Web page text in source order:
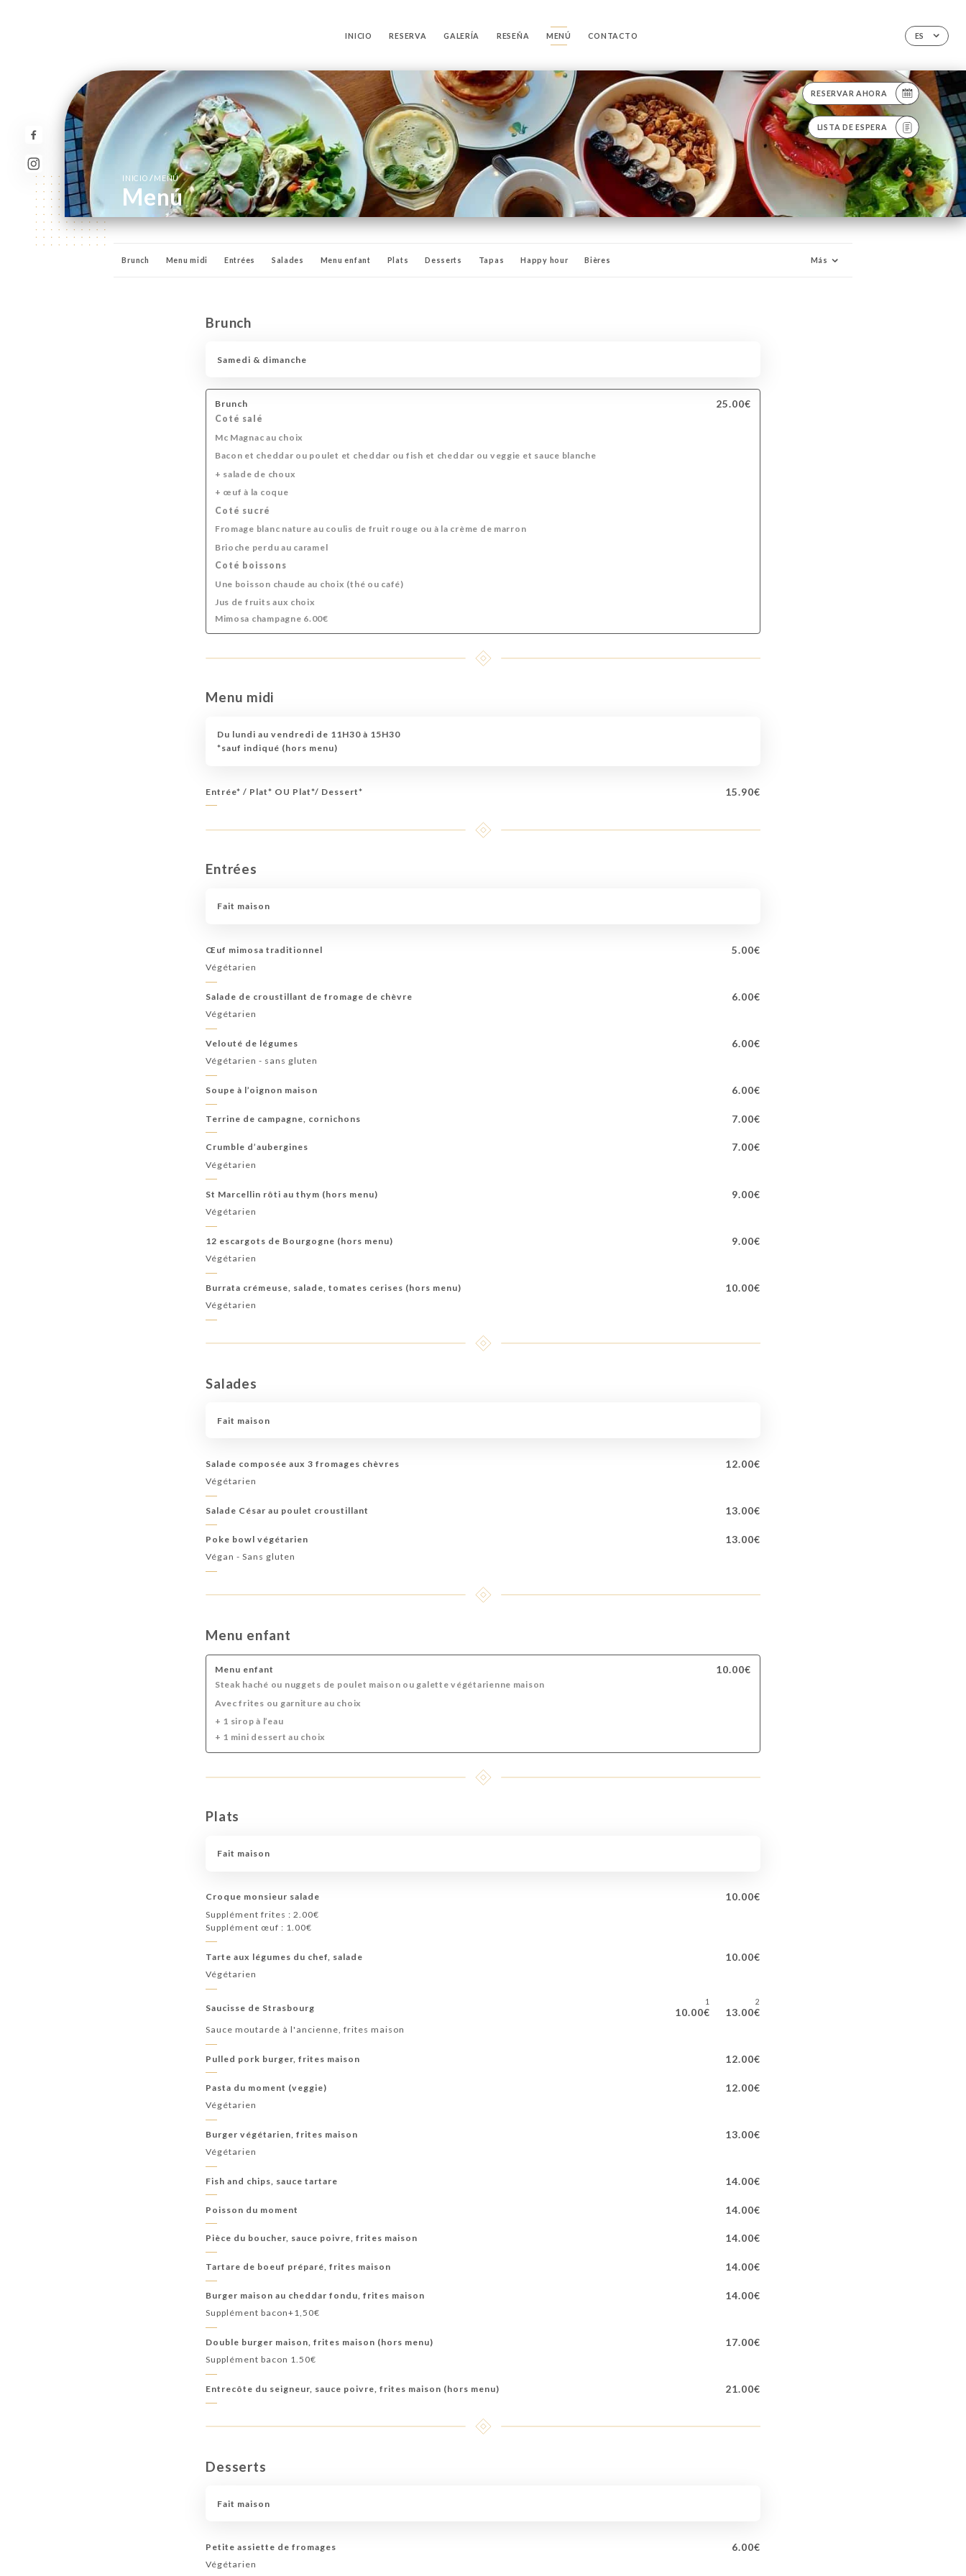
ES
INICIO RESERVA GALERÍA RESEÑA MENÚ CONTACTO
RESERVAR AHORA
LISTA DE ESPERA
INICIO/ MENÚ
Menú
Brunch Menu midi Entrées Salades Menu enfant Plats Desserts Tapas Happy hour Bières
Boissons chaudes
Más
Brunch
Samedi & dimanche
Brunch 25.00€
Coté salé
Mc Magnac au choix
Bacon et cheddar ou poulet et cheddar ou fish et cheddar ou veggie et sauce blanche
+ salade de choux
+ œuf à la coque
Coté sucré
Fromage blanc nature au coulis de fruit rouge ou à la crème de marron
Brioche perdu au caramel
Coté boissons
Une boisson chaude au choix (thé ou café)
Jus de fruits aux choix
Mimosa champagne 6.00€
Menu midi
Du lundi au vendredi de 11H30 à 15H30
*sauf indiqué (hors menu)
Entrée* / Plat* OU Plat*/ Dessert* 15.90€
Entrées
Fait maison
Œuf mimosa traditionnel 5.00€
Végétarien
Salade de croustillant de fromage de chèvre 6.00€
Végétarien
Velouté de légumes 6.00€
Végétarien - sans gluten
Soupe à l’oignon maison 6.00€
Terrine de campagne, cornichons 7.00€
Crumble d’aubergines 7.00€
Végétarien
St Marcellin rôti au thym (hors menu) 9.00€
Végétarien
12 escargots de Bourgogne (hors menu) 9.00€
Végétarien
Burrata crémeuse, salade, tomates cerises (hors menu) 10.00€
Végétarien
Salades
Fait maison
Salade composée aux 3 fromages chèvres 12.00€
Végétarien
Salade César au poulet croustillant 13.00€
Poke bowl végétarien 13.00€
Végan - Sans gluten
Menu enfant
Menu enfant 10.00€
Steak haché ou nuggets de poulet maison ou galette végétarienne maison
Avec frites ou garniture au choix
+ 1 sirop à l’eau
+ 1 mini dessert au choix
Plats
Fait maison
Croque monsieur salade 10.00€
Supplément frites : 2.00€
Supplément œuf : 1.00€
Tarte aux légumes du chef, salade 10.00€
Végétarien
Saucisse de Strasbourg
1
10.00€
2
13.00€
Sauce moutarde à l'ancienne, frites maison
Pulled pork burger, frites maison 12.00€
Pasta du moment (veggie) 12.00€
Végétarien
Burger végétarien, frites maison 13.00€
Végétarien
Fish and chips, sauce tartare 14.00€
Poisson du moment 14.00€
Pièce du boucher, sauce poivre, frites maison 14.00€
Tartare de boeuf préparé, frites maison 14.00€
Burger maison au cheddar fondu, frites maison 14.00€
Supplément bacon+1,50€
Double burger maison, frites maison (hors menu) 17.00€
Supplément bacon 1.50€
Entrecôte du seigneur, sauce poivre, frites maison (hors menu) 21.00€
Desserts
Fait maison
Petite assiette de fromages 6.00€
Végétarien